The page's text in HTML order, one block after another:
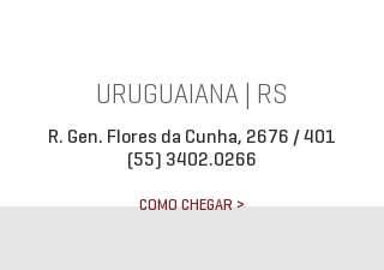
URUGUAIANA | RS
R. Gen. Flores da Cunha, 2676 / 401
(55) 3402.0266
COMO CHEGAR >